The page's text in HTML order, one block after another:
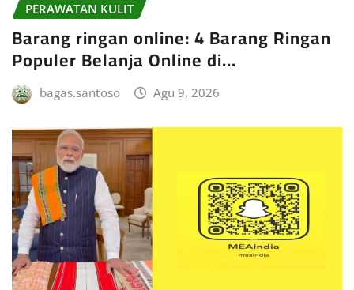
PERAWATAN KULIT
Barang ringan online: 4 Barang Ringan
Populer Belanja Online di…
bagas.santoso Agu 9, 2026